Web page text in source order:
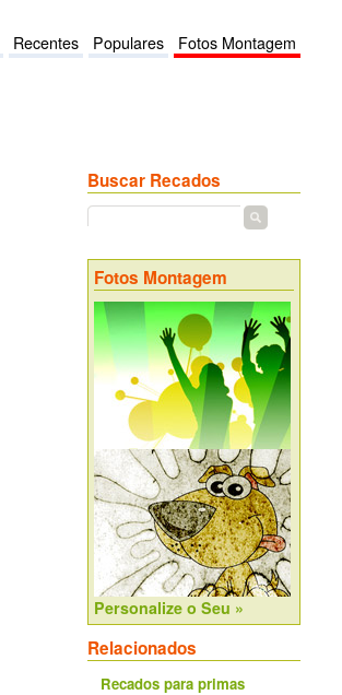
Recentes Populares Fotos Montagem
Buscar Recados
Fotos Montagem
Personalize o Seu »
Relacionados
Recados para primas